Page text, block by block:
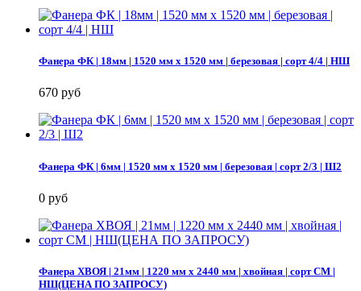
Фанера ФК | 18мм | 1520 мм х 1520 мм | березовая | сорт 4/4 | НШ
670 руб
Фанера ФК | 6мм | 1520 мм х 1520 мм | березовая | сорт 2/3 | Ш2
0 руб
Фанера ХВОЯ | 21мм | 1220 мм х 2440 мм | хвойная | сорт СМ |
НШ(ЦЕНА ПО ЗАПРОСУ)